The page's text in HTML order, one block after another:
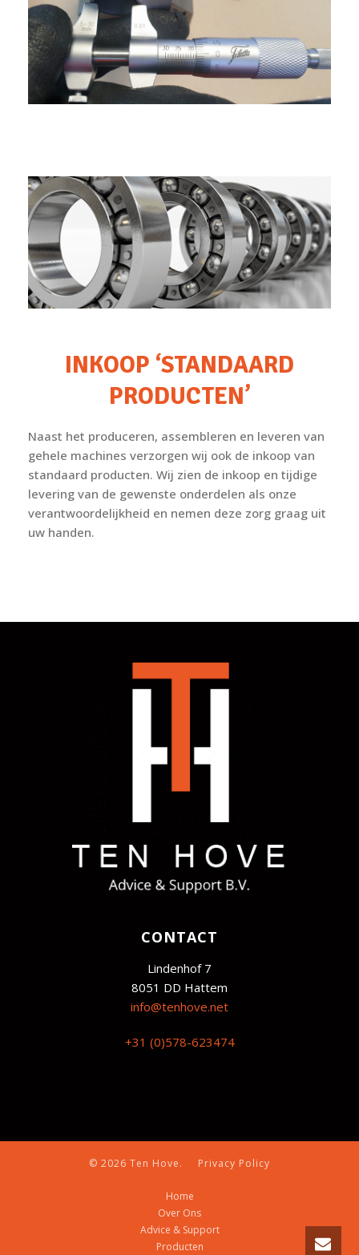
INKOOP ‘STANDAARD
PRODUCTEN’
Naast het produceren, assembleren en leveren van
gehele machines verzorgen wij ook de inkoop van
standaard producten. Wij zien de inkoop en tijdige
levering van de gewenste onderdelen als onze
verantwoordelijkheid en nemen deze zorg graag uit
uw handen.
CONTACT
Lindenhof 7
8051 DD Hattem
info@tenhove.net
+31 (0)578-623474
© 2026 Ten Hove. Privacy Policy
Home
Over Ons
Advice & Support
Producten